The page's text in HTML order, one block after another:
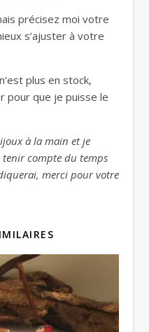
précisez moi votre
s’ajuster à votre
plus en stock,
pour que je puisse le
à la main et je
compte du temps
merci pour votre